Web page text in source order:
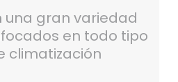
gran variedad
en todo tipo
climatización